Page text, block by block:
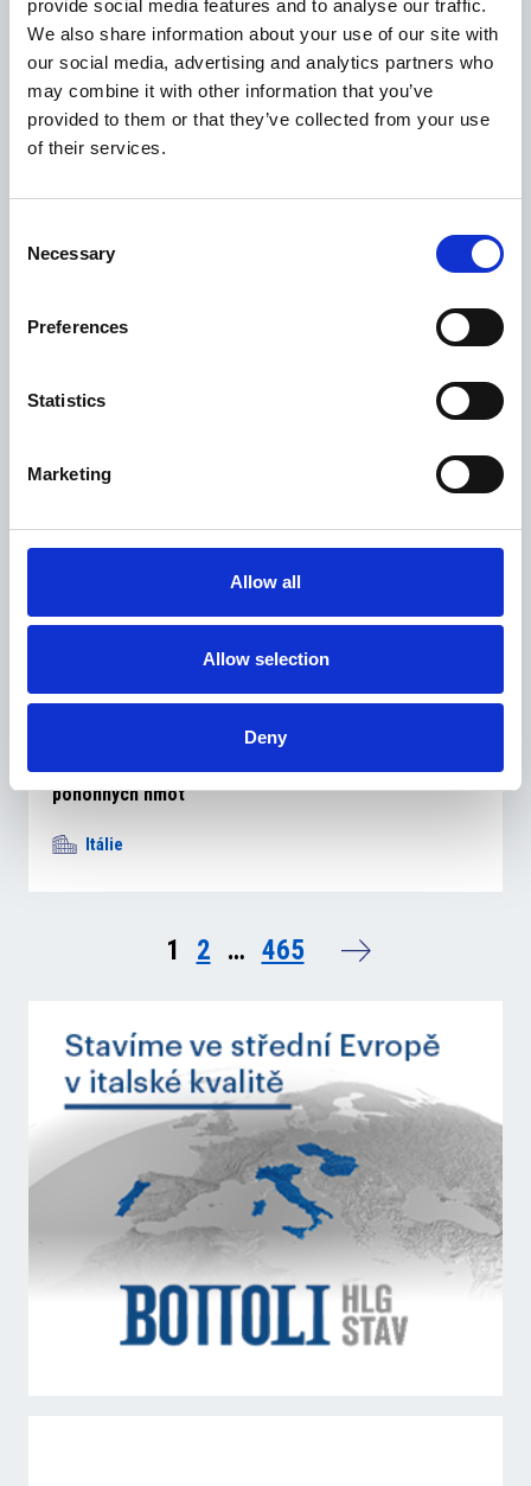
provide social media features and to analyse our traffic.
We also share information about your use of our site with
our social media, advertising and analytics partners who
may combine it with other information that you’ve
provided to them or that they’ve collected from your use
of their services.
Selection
Necessary
Preferences
Statistics
Marketing
Allow all
Allow selection
Deny
Itálie
30 července 2026
Italská vláda prodloužila úlevy kvůli růstu cen
pohonných hmot
Itálie
1 2 … 465